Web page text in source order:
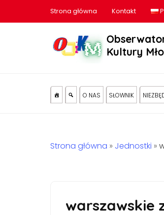
Strona główna Kontakt
Kultury
O NAS SŁOWNIK
Strona główna » Jednostki »
warszawskie